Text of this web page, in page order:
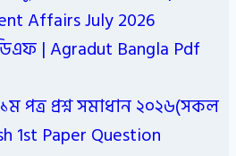
Affairs July 2026
| Agradut Bangla Pdf
পত্র প্রশ্ন সমাধান ২০২৬(সকল
1st Paper Question